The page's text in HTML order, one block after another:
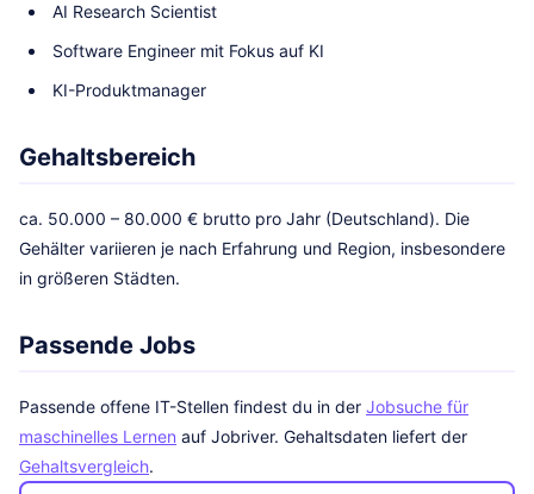
AI Research Scientist
Software Engineer mit Fokus auf KI
KI-Produktmanager
Gehaltsbereich
ca. 50.000 – 80.000 € brutto pro Jahr (Deutschland). Die
Gehälter variieren je nach Erfahrung und Region, insbesondere
in größeren Städten.
Passende Jobs
Passende offene IT-Stellen findest du in der Jobsuche für
maschinelles Lernen auf Jobriver. Gehaltsdaten liefert der
Gehaltsvergleich.